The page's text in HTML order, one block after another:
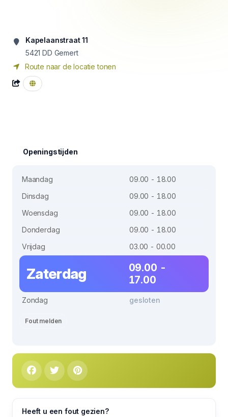
Kapelaanstraat 11
5421 DD Gemert
Route naar de locatie tonen
Openingstijden
Maandag
09.00 - 18.00
Dinsdag
09.00 - 18.00
Woensdag
09.00 - 18.00
Donderdag
09.00 - 18.00
Vrijdag
03.00 - 00.00
Zaterdag
09.00 -
17.00
Zondag gesloten
Fout melden
Heeft u een fout gezien?